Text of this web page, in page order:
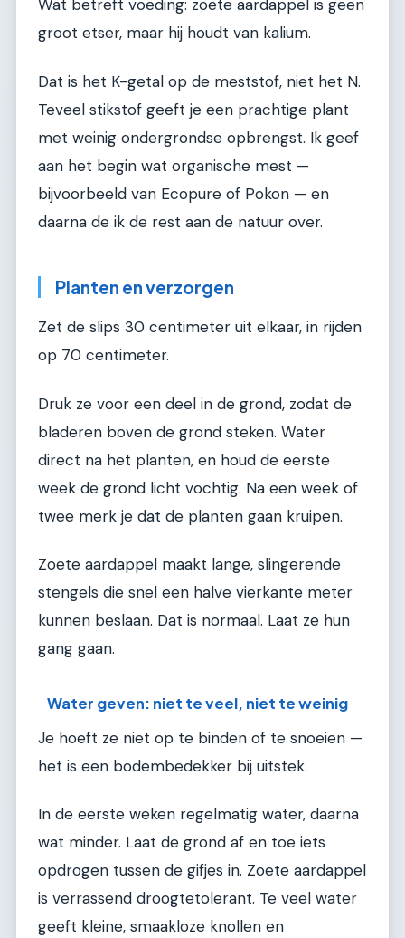
Wat betreft voeding: zoete aardappel is geen
groot etser, maar hij houdt van kalium.
Dat is het K-getal op de meststof, niet het N.
Teveel stikstof geeft je een prachtige plant
met weinig ondergrondse opbrengst. Ik geef
aan het begin wat organische mest —
bijvoorbeeld van Ecopure of Pokon — en
daarna de ik de rest aan de natuur over.
Planten en verzorgen
Zet de slips 30 centimeter uit elkaar, in rijden
op 70 centimeter.
Druk ze voor een deel in de grond, zodat de
bladeren boven de grond steken. Water
direct na het planten, en houd de eerste
week de grond licht vochtig. Na een week of
twee merk je dat de planten gaan kruipen.
Zoete aardappel maakt lange, slingerende
stengels die snel een halve vierkante meter
kunnen beslaan. Dat is normaal. Laat ze hun
gang gaan.
Water geven: niet te veel, niet te weinig
Je hoeft ze niet op te binden of te snoeien —
het is een bodembedekker bij uitstek.
In de eerste weken regelmatig water, daarna
wat minder. Laat de grond af en toe iets
opdrogen tussen de gifjes in. Zoete aardappel
is verrassend droogtetolerant. Te veel water
geeft kleine, smaakloze knollen en